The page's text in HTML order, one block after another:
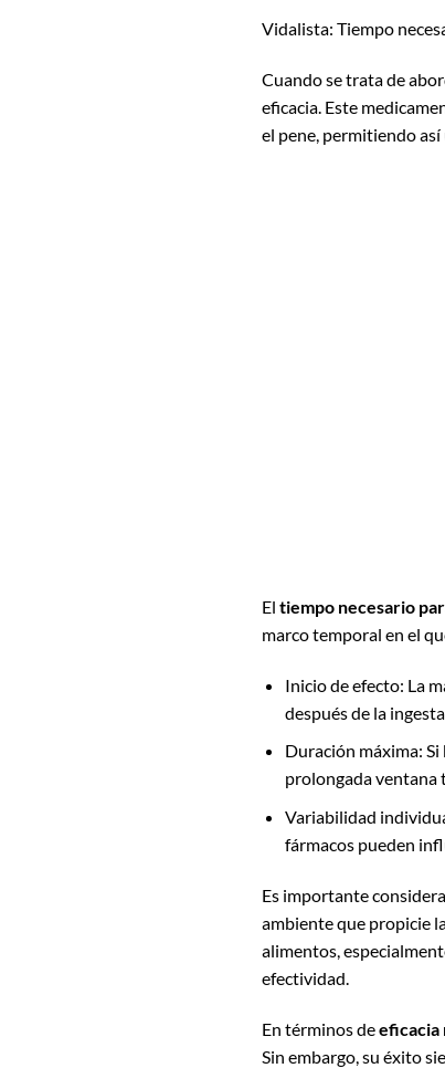
Vidalista: Tiempo
Cuando se trata de
eficacia. Este
el pene, permitiendo
El tiempo necesario
marco temporal en el
Inicio de efecto: La
después de la
Duración máxima:
prolongada ventana
Variabilidad
fármacos pueden
Es importante
ambiente que propicie
alimentos,
efectividad.
En términos deeficacia
Sin embargo, su éxito